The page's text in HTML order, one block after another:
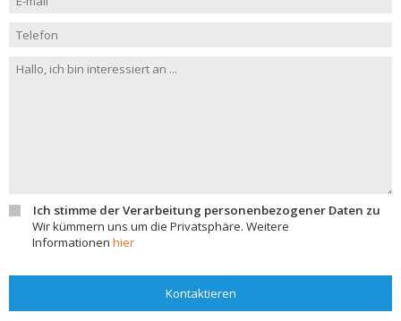
Ich stimme der Verarbeitung personenbezogener Daten zu
Wir kümmern uns um die Privatsphäre. Weitere
Informationen hier
Kontaktieren